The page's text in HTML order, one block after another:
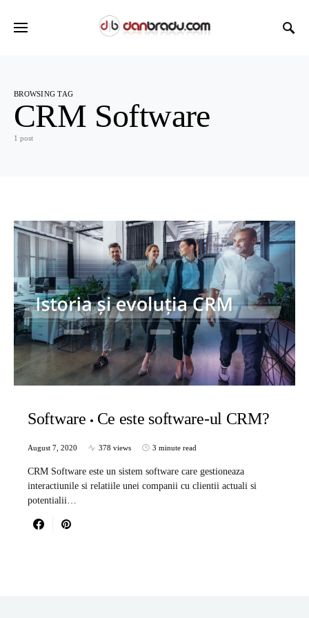
BROWSING TAG
CRM Software
1 post
Software Ce este software-ul CRM?
August 7, 2020 378 views 3 minute read
CRM Software este un sistem software care gestioneaza
interactiunile si relatiile unei companii cu clientii actuali si
potentialii…